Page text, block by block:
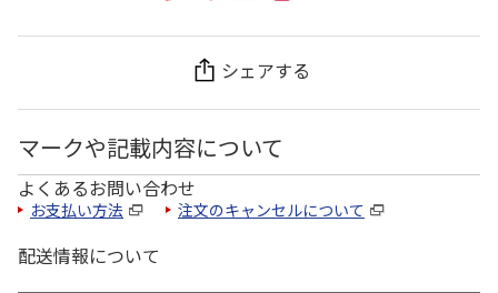
シェアする
マークや記載内容について
よくあるお問い合わせ
お支払い方法 注文のキャンセルについて
配送情報について